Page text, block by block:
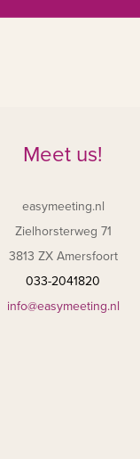
Meet us!
easymeeting.nl
Zielhorsterweg 71
3813 ZX Amersfoort
033-2041820
info@easymeeting.nl